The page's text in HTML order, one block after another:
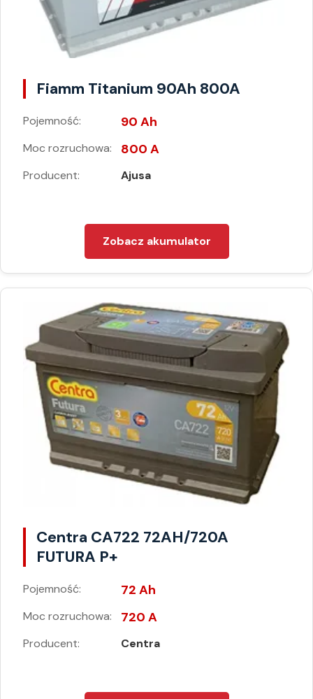
Fiamm Titanium 90Ah 800A
Pojemność: 90 Ah
Moc rozruchowa: 800 A
Producent: Ajusa
Zobacz akumulator
Centra CA722 72AH/720A
FUTURA P+
Pojemność: 72 Ah
Moc rozruchowa: 720 A
Producent: Centra